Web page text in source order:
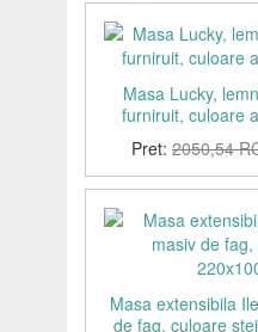
Masa Lucky,
furniruit, culoare
Pret: 2050,54
Masa extensibila
de fag, culoare